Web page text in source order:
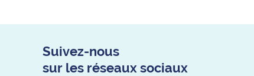
Suivez-nous
sur les réseaux sociaux